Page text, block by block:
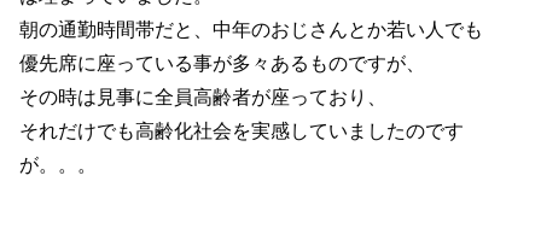
朝の通勤時間帯だと、中年のおじさんとか若い人でも
優先席に座っている事が多々あるものですが、
その時は見事に全員高齢者が座っており、
それだけでも高齢化社会を実感していましたのです
が。。。